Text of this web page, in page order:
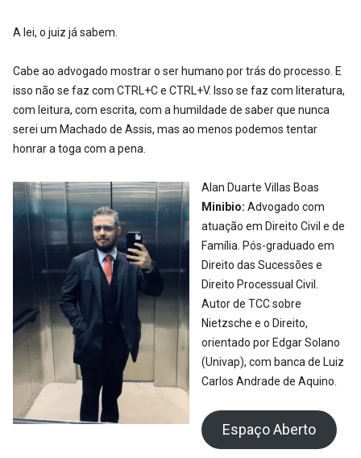
A lei, o juiz já sabem.
Cabe ao advogado mostrar o ser humano por trás do processo. E
isso não se faz com CTRL+C e CTRL+V. Isso se faz com literatura,
com leitura, com escrita, com a humildade de saber que nunca
serei um Machado de Assis, mas ao menos podemos tentar
honrar a toga com a pena.
Alan Duarte Villas Boas
Minibio: Advogado com
atuação em Direito Civil e de
Família. Pós-graduado em
Direito das Sucessões e
Direito Processual Civil.
Autor de TCC sobre
Nietzsche e o Direito,
orientado por Edgar Solano
(Univap), com banca de Luiz
Carlos Andrade de Aquino.
Espaço Aberto